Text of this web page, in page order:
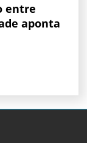
entre
aponta